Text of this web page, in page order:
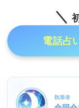
電話占
執筆者